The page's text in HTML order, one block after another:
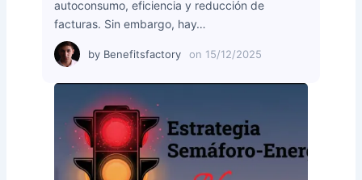
autoconsumo, eficiencia y reducción de
facturas. Sin embargo, hay…
by Benefitsfactory on 15/12/2025